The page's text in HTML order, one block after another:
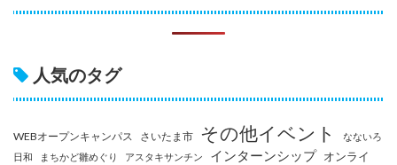
人気のタグ
WEBオープンキャンパス さいたま市 その他イベント
なないろ
日和
まちかど雛めぐり アスタキサンチン インターンシップ オンライ